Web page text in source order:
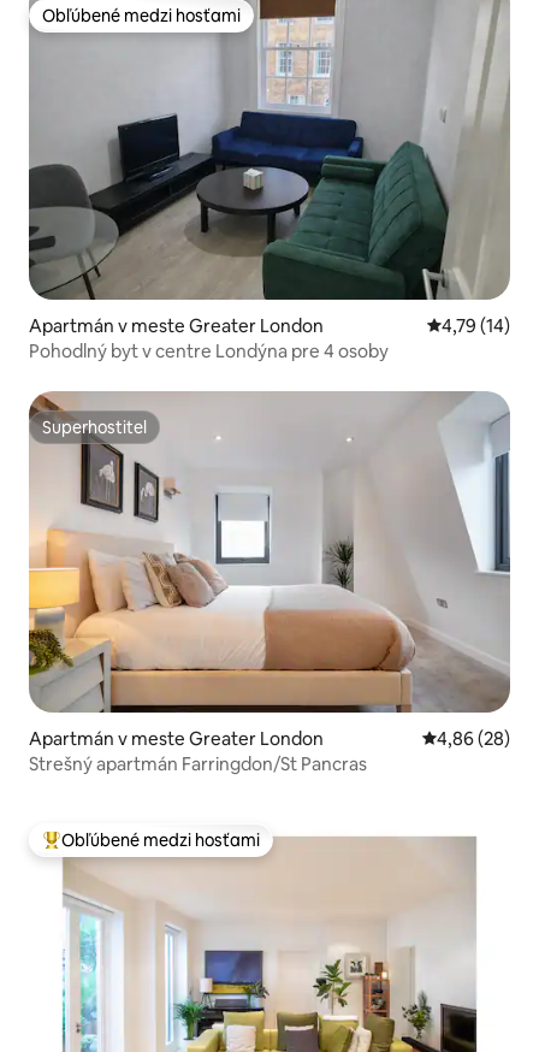
Obľúbené medzi hosťami
Obľúbené medzi hosťami
Apartmán v meste Greater London Priemerné
4,79 (14)
Pohodlný byt v centre Londýna pre 4 osoby
Superhostiteľ
Superhostiteľ
Apartmán v meste Greater London Priemerné
4,86 (28)
Strešný apartmán Farringdon/St Pancras
Najobľúbenejšie medzi hosťami
Obľúbené medzi hosťami